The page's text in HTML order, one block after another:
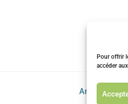
Pour offrir
accéder
Article